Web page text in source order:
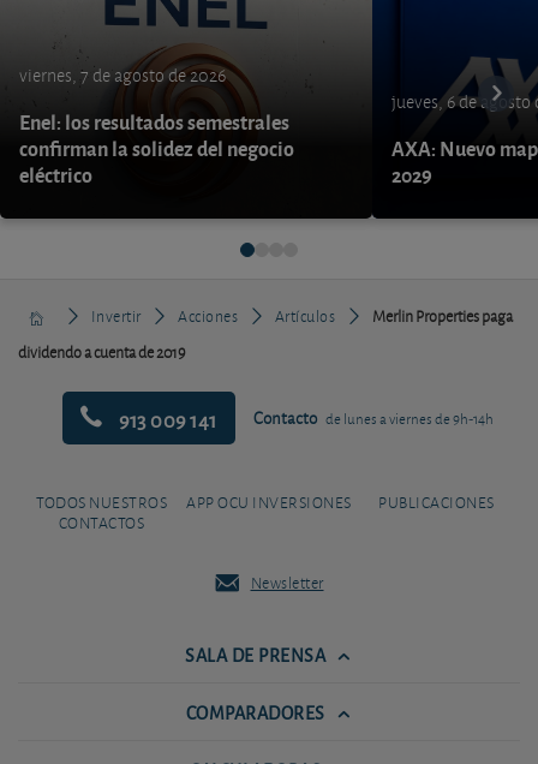
viernes, 7 de agosto de 2026
Enel: los resultados semestrales
confirman la solidez del negocio
eléctrico
jueves, 6 de agosto
AXA: Nuevo
2029
Invertir Acciones Artículos
Merlin Properties paga
dividendo a cuenta de 2019
913 009 141 Contacto de lunes a viernes de 9h-14h
TODOS NUESTROS
CONTACTOS
APP OCU INVERSIONES PUBLICACIONES
Newsletter
SALA DE PRENSA
COMPARADORES